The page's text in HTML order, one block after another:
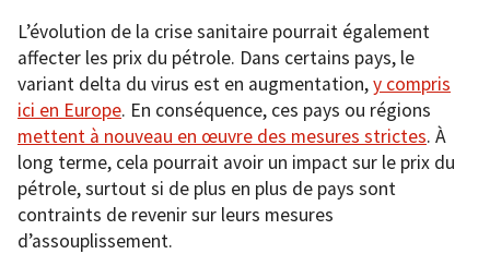
L’évolution de la crise sanitaire pourrait également
affecter les prix du pétrole. Dans certains pays, le
variant delta du virus est en augmentation,y compris
ici en Europe. En conséquence, ces pays ou régions
mettent à nouveau en œuvre des mesures strictes. À
long terme, cela pourrait avoir un impact sur le prix du
pétrole, surtout si de plus en plus de pays sont
contraints de revenir sur leurs mesures
d’assouplissement.